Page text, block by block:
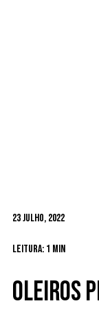
23 Julho, 2022
Leitura: 1 min
Oleiros